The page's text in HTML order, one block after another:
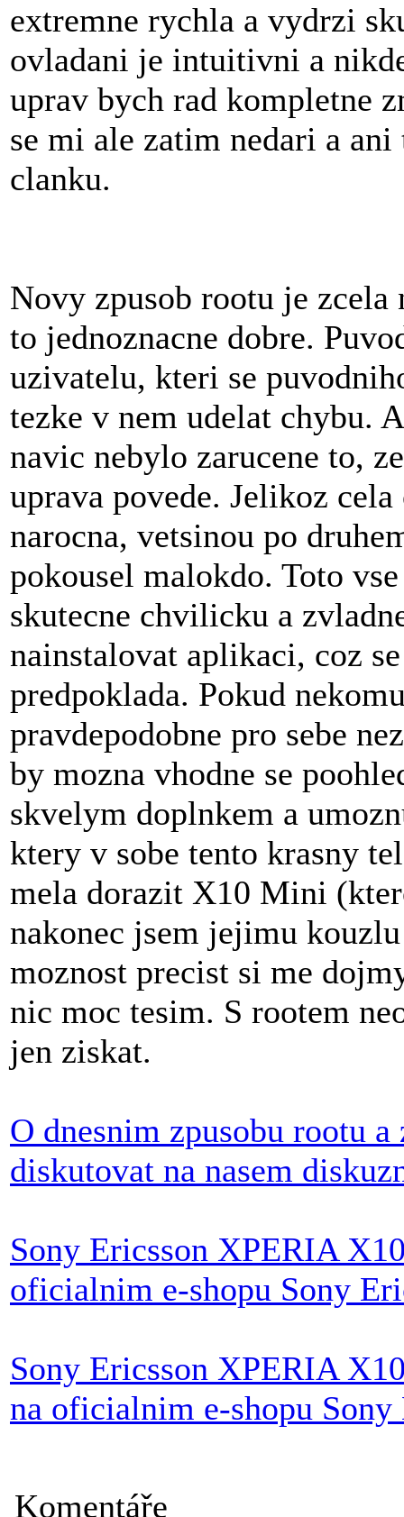
extremne rychla a vydrzi
ovladani je intuitivni a
uprav bych rad kompletne
se mi ale zatim nedari a
clanku.
Novy zpusob rootu je zcela
to jednoznacne dobre.
uzivatelu, kteri se
tezke v nem udelat chybu.
navic nebylo zarucene to,
uprava povede. Jelikoz
narocna, vetsinou po
pokousel malokdo. Toto
skutecne chvilicku a
nainstalovat aplikaci, coz
predpoklada. Pokud
pravdepodobne pro sebe
by mozna vhodne se
skvelym doplnkem a
ktery v sobe tento krasny
mela dorazit X10 Mini
nakonec jsem jejimu
moznost precist si me
nic moc tesim. S rootem
jen ziskat.
O dnesnim zpusobu rootu
diskutovat na nasem
Sony Ericsson XPERIA
oficialnim e-shopu Sony
Sony Ericsson XPERIA
na oficialnim e-shopu Sony
Komentáře